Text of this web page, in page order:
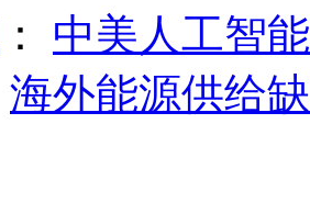
： 中美人工智
海外能源供给